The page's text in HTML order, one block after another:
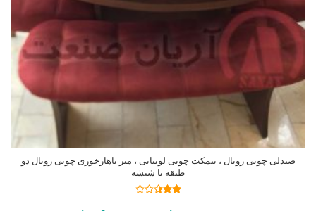
صندلی چوبی رویال ، نیمکت چوبی لوبیایی ، میز ناهارخوری چوبی رویال دو
طبقه با شیشه